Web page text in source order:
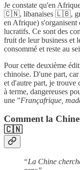
Je constate qu'en
🇨🇳, libanaises 🇱🇧,
en Afrique) s'organisent
lucratifs. Ce sont des
fruit de leur business et
consommé et reste au
Pour cette deuxième
chinoise. D'une part,
et d'autre part, je trouve
à terme, dangereuses
une "Françafrique,
Comment la
🇨🇳
“La Chine